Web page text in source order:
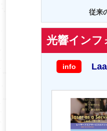
従来
光響インフ
info